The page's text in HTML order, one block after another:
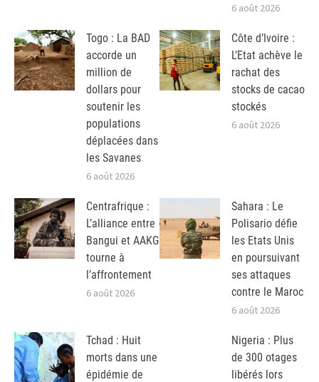
6 août 2026
Togo : La BAD
accorde un
million de
dollars pour
soutenir les
populations
déplacées dans
les Savanes
6 août 2026
Côte d’Ivoire :
L’Etat achève le
rachat des
stocks de cacao
stockés
6 août 2026
Centrafrique :
L’alliance entre
Bangui et AAKG
tourne à
l’affrontement
6 août 2026
Sahara : Le
Polisario défie
les Etats Unis
en poursuivant
ses attaques
contre le Maroc
6 août 2026
Tchad : Huit
morts dans une
épidémie de
Nigeria : Plus
de 300 otages
libérés lors